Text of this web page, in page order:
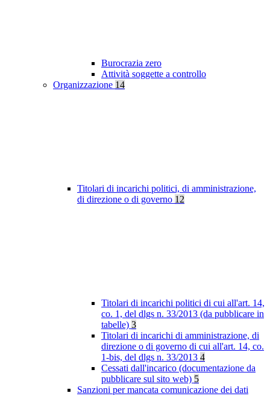
Burocrazia zero
Attività soggette a controllo
Organizzazione 14
Titolari di incarichi politici, di amministrazione,
di direzione o di governo 12
Titolari di incarichi politici di cui all'art. 14,
co. 1, del dlgs n. 33/2013 (da pubblicare in
tabelle) 3
Titolari di incarichi di amministrazione, di
direzione o di governo di cui all'art. 14, co.
1-bis, del dlgs n. 33/2013 4
Cessati dall'incarico (documentazione da
pubblicare sul sito web) 5
Sanzioni per mancata comunicazione dei dati